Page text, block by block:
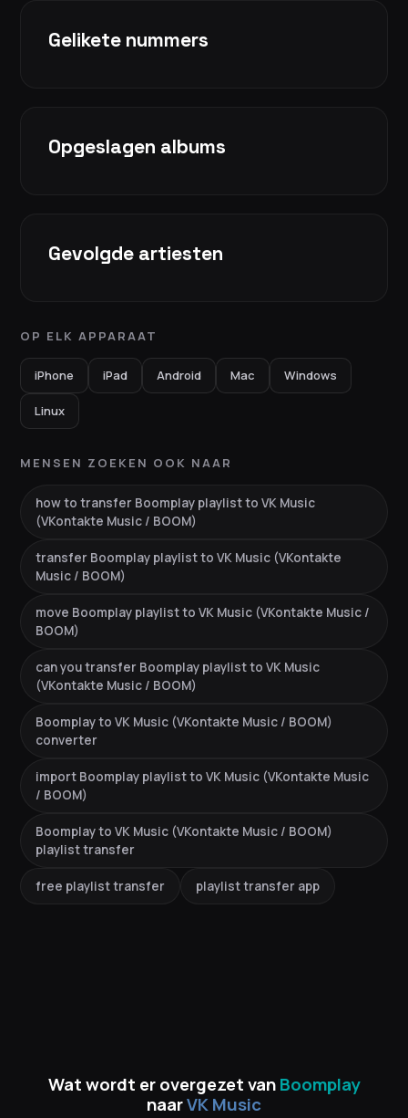
Gelikete nummers
Opgeslagen albums
Gevolgde artiesten
OP ELK APPARAAT
iPhone iPad Android Mac Windows
Linux
MENSEN ZOEKEN OOK NAAR
how to transfer Boomplay playlist to VK Music
(VKontakte Music / BOOM)
transfer Boomplay playlist to VK Music (VKontakte
Music / BOOM)
move Boomplay playlist to VK Music (VKontakte Music /
BOOM)
can you transfer Boomplay playlist to VK Music
(VKontakte Music / BOOM)
Boomplay to VK Music (VKontakte Music / BOOM)
converter
import Boomplay playlist to VK Music (VKontakte Music
/ BOOM)
Boomplay to VK Music (VKontakte Music / BOOM)
playlist transfer
free playlist transfer playlist transfer app
Wat wordt er overgezet vanBoomplay
naarVK Music